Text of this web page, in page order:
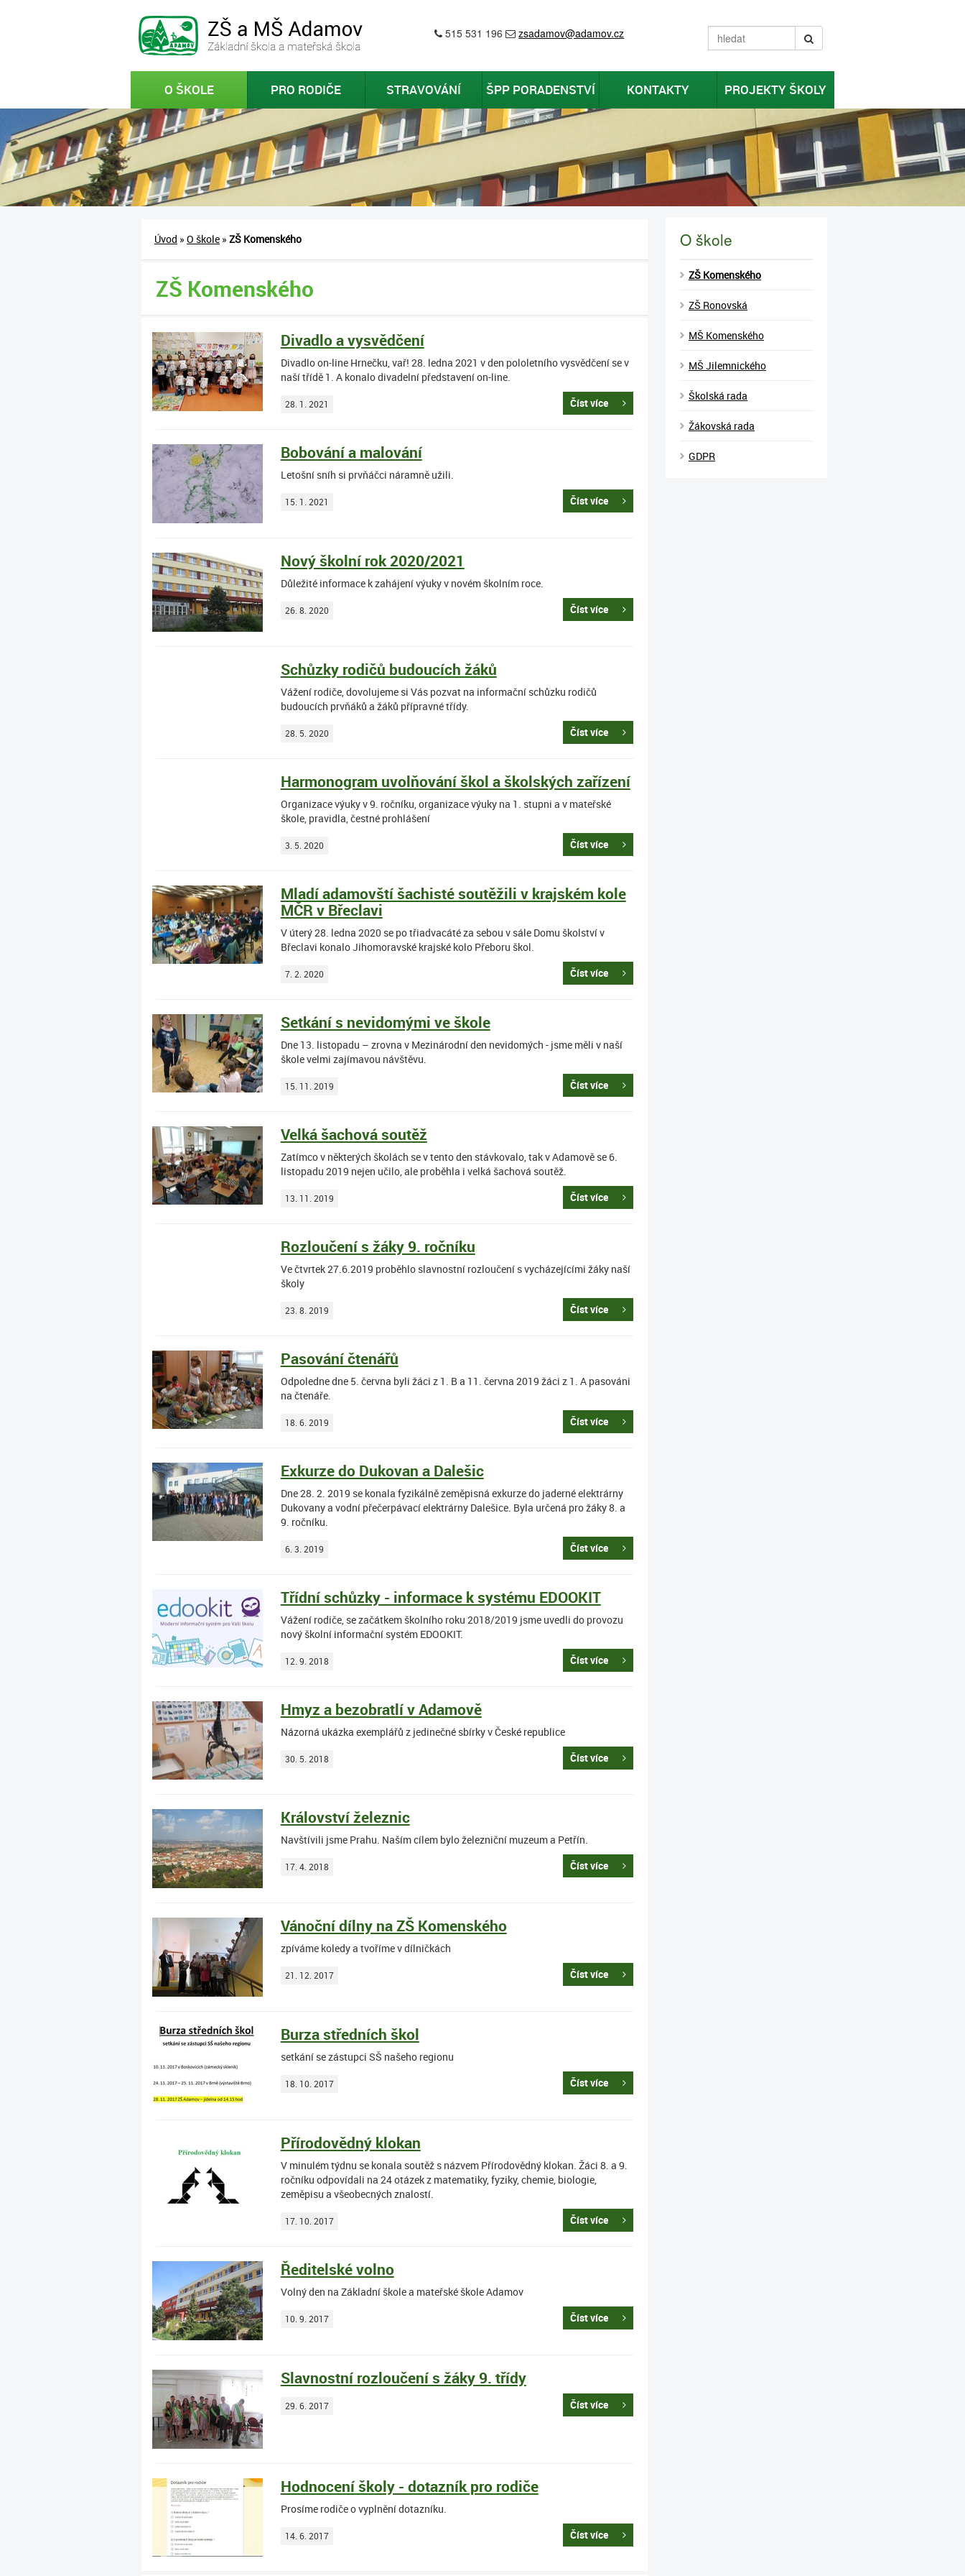
515 531 196 zsadamov@adamov.cz
O ŠKOLE PRO RODIČE STRAVOVÁNÍ ŠPP PORADENSTVÍ KONTAKTY PROJEKTY ŠKOLY
Úvod » O škole » ZŠ Komenského
ZŠ Komenského
Divadlo a vysvědčení
Divadlo on-line Hrnečku, vař! 28. ledna 2021 v den pololetního vysvědčení se v
naší třídě 1. A konalo divadelní představení on-line.
28. 1. 2021 Číst více
Bobování a malování
Letošní sníh si prvňáčci náramně užili.
15. 1. 2021 Číst více
Nový školní rok 2020/2021
Důležité informace k zahájení výuky v novém školním roce.
26. 8. 2020 Číst více
Schůzky rodičů budoucích žáků
Vážení rodiče, dovolujeme si Vás pozvat na informační schůzku rodičů
budoucích prvňáků a žáků přípravné třídy.
28. 5. 2020 Číst více
Harmonogram uvolňování škol a školských zařízení
Organizace výuky v 9. ročníku, organizace výuky na 1. stupni a v mateřské
škole, pravidla, čestné prohlášení
3. 5. 2020 Číst více
Mladí adamovští šachisté soutěžili v krajském kole
MČR v Břeclavi
V úterý 28. ledna 2020 se po třiadvacáté za sebou v sále Domu školství v
Břeclavi konalo Jihomoravské krajské kolo Přeboru škol.
7. 2. 2020 Číst více
Setkání s nevidomými ve škole
Dne 13. listopadu – zrovna v Mezinárodní den nevidomých - jsme měli v naší
škole velmi zajímavou návštěvu.
15. 11. 2019 Číst více
Velká šachová soutěž
Zatímco v některých školách se v tento den stávkovalo, tak v Adamově se 6.
listopadu 2019 nejen učilo, ale proběhla i velká šachová soutěž.
13. 11. 2019 Číst více
Rozloučení s žáky 9. ročníku
Ve čtvrtek 27.6.2019 proběhlo slavnostní rozloučení s vycházejícími žáky naší
školy
23. 8. 2019 Číst více
Pasování čtenářů
Odpoledne dne 5. června byli žáci z 1. B a 11. června 2019 žáci z 1. A pasováni
na čtenáře.
18. 6. 2019 Číst více
Exkurze do Dukovan a Dalešic
Dne 28. 2. 2019 se konala fyzikálně zeměpisná exkurze do jaderné elektrárny
Dukovany a vodní přečerpávací elektrárny Dalešice. Byla určená pro žáky 8. a
9. ročníku.
6. 3. 2019 Číst více
Třídní schůzky - informace k systému EDOOKIT
Vážení rodiče, se začátkem školního roku 2018/2019 jsme uvedli do provozu
nový školní informační systém EDOOKIT.
12. 9. 2018 Číst více
Hmyz a bezobratlí v Adamově
Názorná ukázka exemplářů z jedinečné sbírky v České republice
30. 5. 2018 Číst více
Království železnic
Navštívili jsme Prahu. Naším cílem bylo železniční muzeum a Petřín.
17. 4. 2018 Číst více
Vánoční dílny na ZŠ Komenského
zpíváme koledy a tvoříme v dílničkách
21. 12. 2017 Číst více
Burza středních škol
setkání se zástupci SŠ našeho regionu
18. 10. 2017 Číst více
Přírodovědný klokan
V minulém týdnu se konala soutěž s názvem Přírodovědný klokan. Žáci 8. a 9.
ročníku odpovídali na 24 otázek z matematiky, fyziky, chemie, biologie,
zeměpisu a všeobecných znalostí.
17. 10. 2017 Číst více
Ředitelské volno
Volný den na Základní škole a mateřské škole Adamov
10. 9. 2017 Číst více
Slavnostní rozloučení s žáky 9. třídy
29. 6. 2017 Číst více
Hodnocení školy - dotazník pro rodiče
Prosíme rodiče o vyplnění dotazníku.
14. 6. 2017 Číst více
O škole
ZŠ Komenského
ZŠ Ronovská
MŠ Komenského
MŠ Jilemnického
Školská rada
Žákovská rada
GDPR